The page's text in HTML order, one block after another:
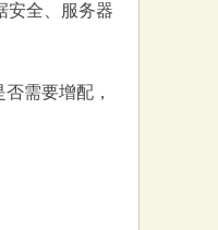
安全、服务器
需要增配，